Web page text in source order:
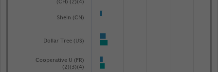
(CH) (2)(4)
Shein (CN)
Dollar Tree (US)
Cooperative U (FR)
(2)(3)(4)